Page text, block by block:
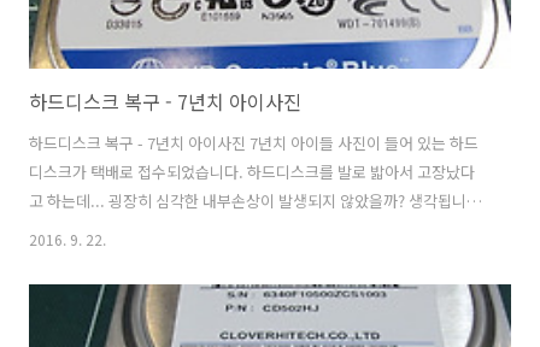
하드디스크 복구 - 7년치 아이사진
하드디스크 복구 - 7년치 아이사진 7년치 아이들 사진이 들어 있는 하드
디스크가 택배로 접수되었습니다. 하드디스크를 발로 밟아서 고장났다
고 하는데... 굉장히 심각한 내부손상이 발생되지 않았을까? 생각됩니다.
살짝 떨어뜨려도 헤드불량이 발생되는데 발로 몇번 밟았다면... ^^:;;;;;
크 손상증상: 충격에 의한 고장, 인식불가 중요데이터: 7년치 아이들 사
진 손상증상 및 점검내역 WD250GB 2.5인치 하드디스크는 외관상 크게
2016. 9. 22.